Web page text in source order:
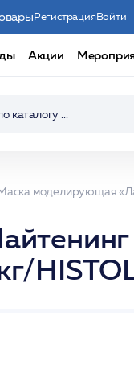
РегистрацияВойти
Акции